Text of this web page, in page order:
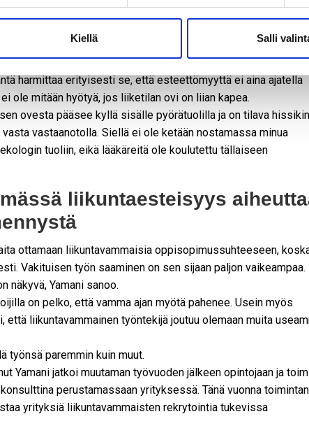
Kiellä Salli
usein epäkunnossa. Niinä päivinä en voinut poistua
oli taas rikki enkä päässyt kotiin. Odotin korjaajaa
asti syömättä, juomatta ja peseytymättä.
katutasossa sijaitsevaa asuntoa. Hissi on onneksi vaihdettu
harmittaa erityisesti se, että esteettömyyttä ei aina ajatella
ole mitään hyötyä, jos liiketilan ovi on liian kapea.
ovesta pääsee kyllä sisälle pyörätuolilla ja on tilava
vastaanotolla. Siellä ei ole ketään nostamassa minua
tuoliin, eikä lääkäreitä ole koulutettu tällaiseen
liikuntaesteisyys
ottamaan liikuntavammaisia oppisopimussuhteeseen,
Vakituisen työn saaminen on sen sijaan paljon vaikeampaa.
näkyvä, Yamani sanoo.
on pelko, että vamma ajan myötä pahenee. Usein myös
että liikuntavammainen työntekijä joutuu olemaan muita
työnsä paremmin kuin muut.
Yamani jatkoi muutaman työvuoden jälkeen opintojaan ja
perustamassaan yrityksessä. Tänä vuonna
yrityksiä liikuntavammaisten rekrytointia tukevissa